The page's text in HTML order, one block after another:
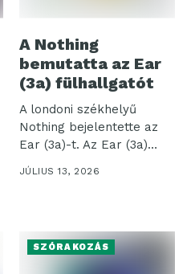
A Nothing
bemutatta az Ear
(3a) fülhallgatót
A londoni székhelyű
Nothing bejelentette az
Ear (3a)-t. Az Ear (3a)
JÚLIUS 13, 2026
SZÓRAKOZÁS